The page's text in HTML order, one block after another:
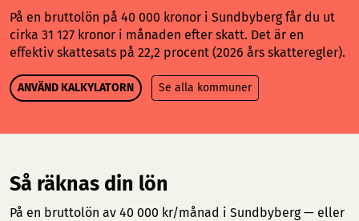
På en bruttolön på 40 000 kronor i Sundbyberg får du ut
cirka 31 127 kronor i månaden efter skatt. Det är en
effektiv skattesats på 22,2 procent (2026 års skatteregler).
ANVÄND KALKYLATORN Se alla kommuner
Så räknas din lön
På en bruttolön av 40 000 kr/månad i Sundbyberg — eller